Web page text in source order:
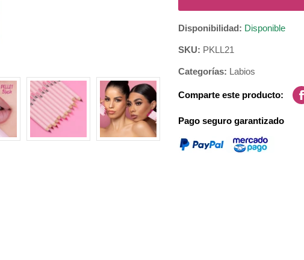
Disponibilidad: Disponible
SKU: PKLL21
Categorías: Labios
Comparte este producto:
Pago seguro garantizado